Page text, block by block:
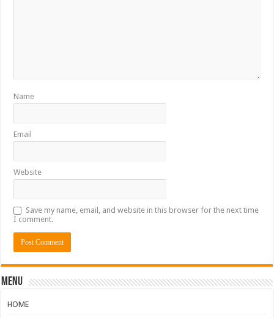
Name
Email
Website
Save my name, email, and website in this browser for the next time
I comment.
Menu
HOME